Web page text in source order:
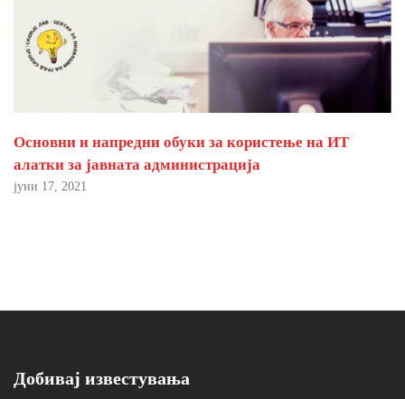
Основни и напредни обуки за користење на ИТ
алатки за јавната администрација
јуни 17, 2021
Добивај известувања